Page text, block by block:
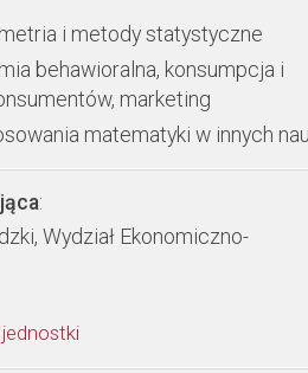
i metody statystyczne
behawioralna, konsumpcja i
marketing
matematyki w innych
:
Wydział Ekonomiczno-